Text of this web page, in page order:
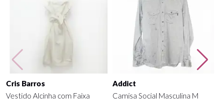
Cris Barros
Vestido Alcinha com Faixa
Addict
Camisa Social Masculina M